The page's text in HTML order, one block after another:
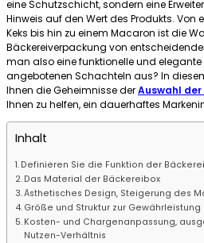
eine Schutzschicht, sondern eine
Hinweis auf den Wert des Produkts. Von
Keks bis hin zu einem Macaron ist die
Bäckereiverpackung von
man also eine funktionelle und
angebotenen Schachteln aus? In
Ihnen die Geheimnisse derAuswahl
Ihnen zu helfen, ein dauerhaftes
Inhalt
Definieren Sie die Funktion der
Das Material der Bäckereibox
Ästhetisches Design, Steigerung des
Größe und Struktur zur
Kosten- und Chargenanpassung,
Nutzen-Verhältnis